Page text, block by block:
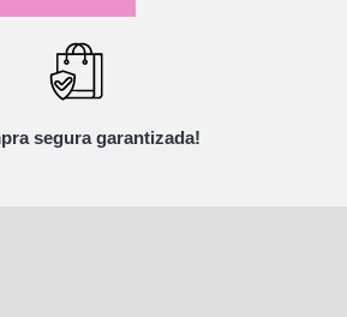
segura garantizada!